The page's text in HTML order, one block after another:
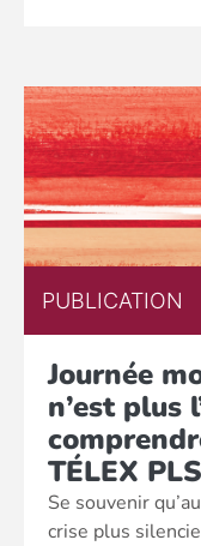
PUBLICATION
Journée
n’est plus
TÉLEX
Se souvenir
crise plus